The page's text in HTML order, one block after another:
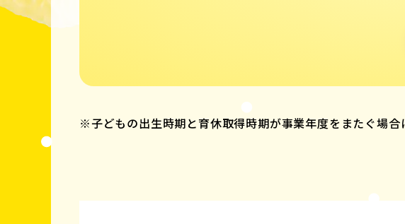
※子どもの出生時期と育休取得時期が事業年度をまたぐ場合